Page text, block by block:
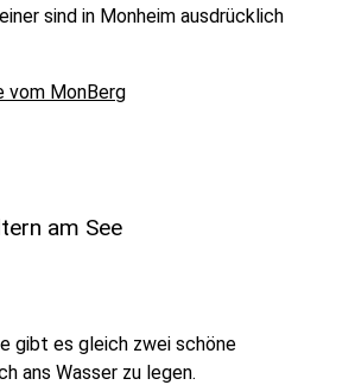
sind in Monheim ausdrücklich
vom MonBerg
am See
gibt es gleich zwei schöne
ans Wasser zu legen.